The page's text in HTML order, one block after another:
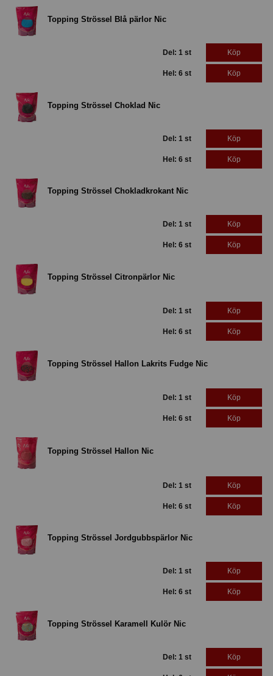
Topping Strössel Blå pärlor Nic
Del: 1 st Köp
Hel: 6 st Köp
Topping Strössel Choklad Nic
Del: 1 st Köp
Hel: 6 st Köp
Topping Strössel Chokladkrokant Nic
Del: 1 st Köp
Hel: 6 st Köp
Topping Strössel Citronpärlor Nic
Del: 1 st Köp
Hel: 6 st Köp
Topping Strössel Hallon Lakrits Fudge Nic
Del: 1 st Köp
Hel: 6 st Köp
Topping Strössel Hallon Nic
Del: 1 st Köp
Hel: 6 st Köp
Topping Strössel Jordgubbspärlor Nic
Del: 1 st Köp
Hel: 6 st Köp
Topping Strössel Karamell Kulör Nic
Del: 1 st Köp